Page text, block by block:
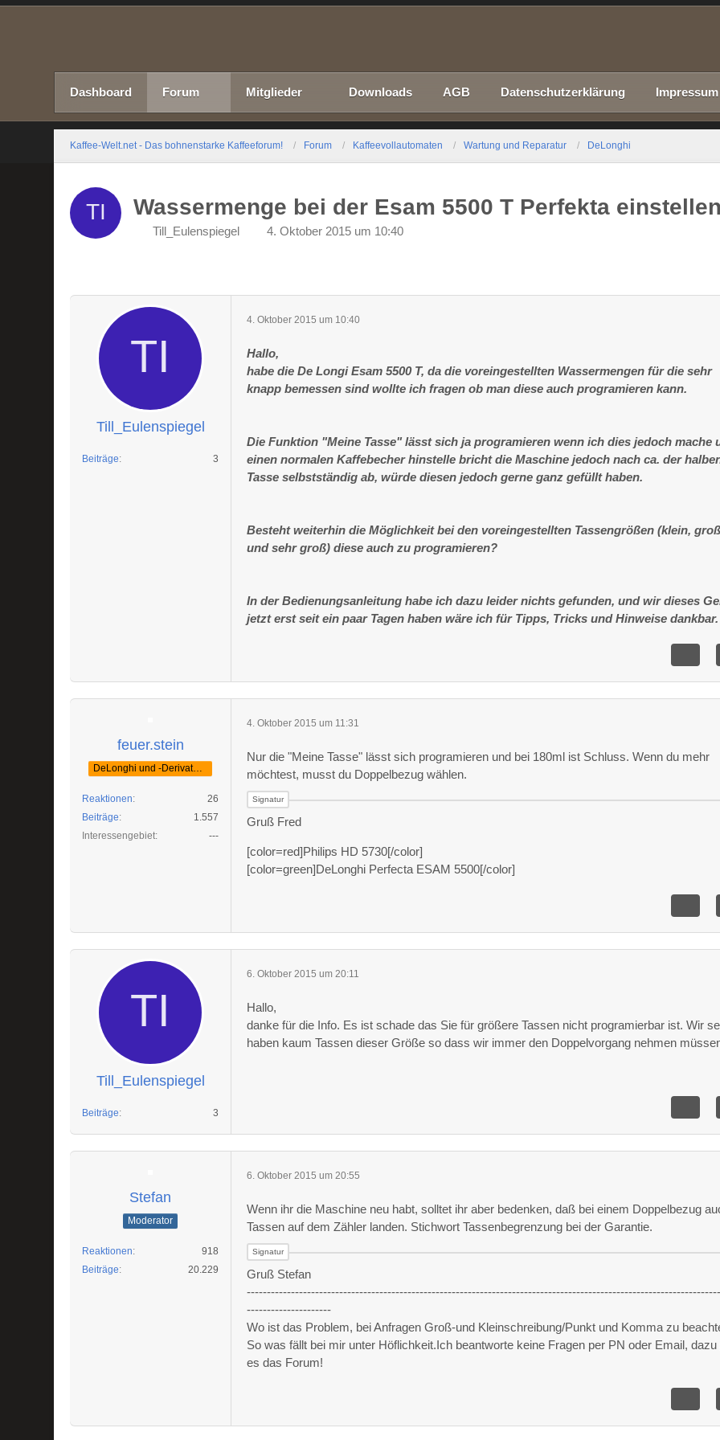
Dashboard Forum Mitglieder Downloads AGB Datenschutzerklärung Impressum
Kaffee-Welt.net - Das bohnenstarke Kaffeeforum! Forum Kaffeevollautomaten Wartung und Reparatur DeLonghi
Wassermenge bei der Esam 5500 T Perfekta
Till_Eulenspiegel 4. Oktober 2015 um 10:40
Till_Eulenspiegel
Beiträge 3
4. Oktober 2015 um 10:40
Hallo,
habe die De Longi Esam 5500 T, da die voreingestellten Wassermengen für die sehr
knapp bemessen sind wollte ich fragen ob man diese auch programieren kann.
Die Funktion "Meine Tasse" lässt sich ja programieren wenn ich dies jedoch mache
einen normalen Kaffebecher hinstelle bricht die Maschine jedoch nach ca. der
Tasse selbstständig ab, würde diesen jedoch gerne ganz gefüllt haben.
Besteht weiterhin die Möglichkeit bei den voreingestellten Tassengrößen (klein, groß
und sehr groß) diese auch zu programieren?
In der Bedienungsanleitung habe ich dazu leider nichts gefunden, und wir dieses
jetzt erst seit ein paar Tagen haben wäre ich für Tipps, Tricks und Hinweise dankbar.
feuer.stein
DeLonghi und -Derivate Fan
Reaktionen
26
Beiträge
1.557
Interessengebiet
---
4. Oktober 2015 um 11:31
Nur die "Meine Tasse" lässt sich programieren und bei 180ml ist Schluss. Wenn du mehr
möchtest, musst du Doppelbezug wählen.
Gruß Fred
[color=red]Philips HD 5730[/color]
[color=green]DeLonghi Perfecta ESAM 5500[/color]
Till_Eulenspiegel
Beiträge 3
6. Oktober 2015 um 20:11
Hallo,
danke für die Info. Es ist schade das Sie für größere Tassen nicht programierbar ist. Wir
haben kaum Tassen dieser Größe so dass wir immer den Doppelvorgang nehmen
Stefan
Moderator
Reaktionen
918
Beiträge
20.229
6. Oktober 2015 um 20:55
Wenn ihr die Maschine neu habt, solltet ihr aber bedenken, daß bei einem Doppelbezug
Tassen auf dem Zähler landen. Stichwort Tassenbegrenzung bei der Garantie.
Gruß Stefan
---------------------
Wo ist das Problem, bei Anfragen Groß-und Kleinschreibung/Punkt und Komma zu
So was fällt bei mir unter Höflichkeit.Ich beantworte keine Fragen per PN oder Email, dazu
es das Forum!